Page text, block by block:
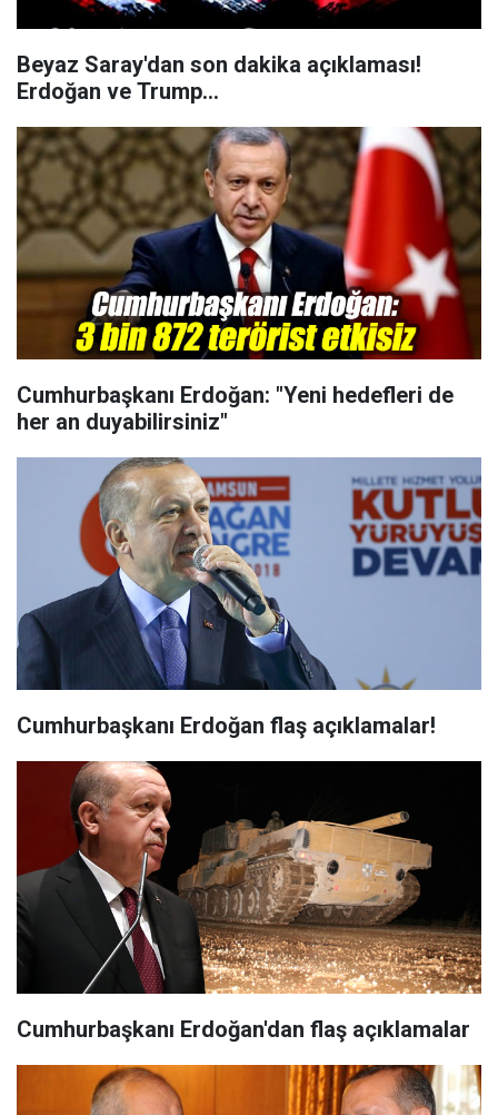
Beyaz Saray'dan son dakika açıklaması!
Erdoğan ve Trump...
Cumhurbaşkanı Erdoğan: "Yeni hedefleri de
her an duyabilirsiniz"
Cumhurbaşkanı Erdoğan flaş açıklamalar!
Cumhurbaşkanı Erdoğan'dan flaş açıklamalar